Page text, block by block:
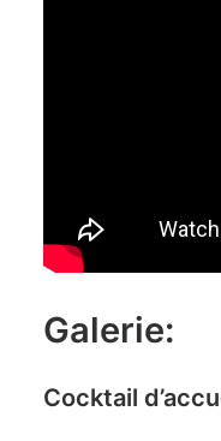
Galerie:
Cocktail